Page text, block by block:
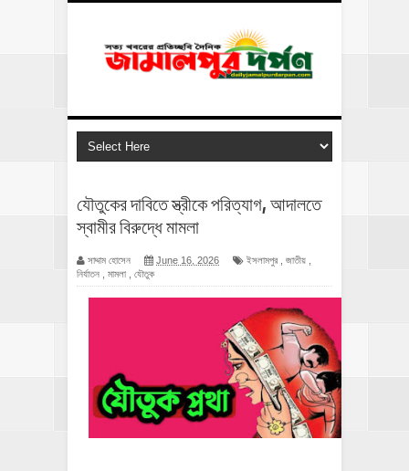
যৌতুকের দাবিতে স্ত্রীকে পরিত্যাগ, আদালতে
স্বামীর বিরুদ্ধে মামলা
সাদ্দাম হোসেন June 16, 2026 ইসলামপুর জাতীয়
নির্যাতন
মামলা যৌতুক